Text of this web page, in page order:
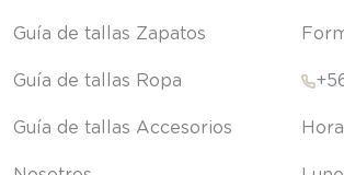
Guía de tallas Zapatos
Guía de tallas Ropa
Guía de tallas Accesorios